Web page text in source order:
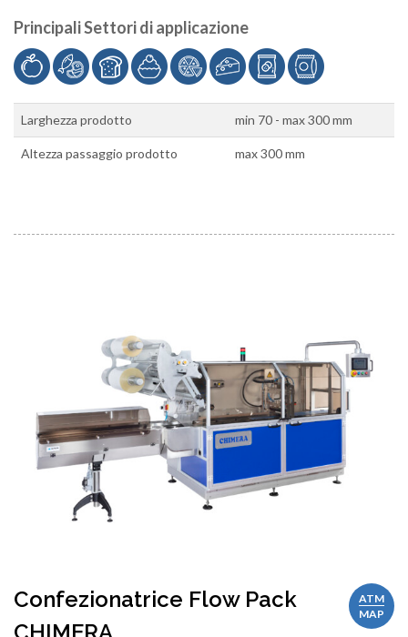
Principali Settori di applicazione
Larghezza prodotto min 70 - max 300 mm
Altezza passaggio prodotto max 300 mm
ATM
MAP
Confezionatrice Flow Pack